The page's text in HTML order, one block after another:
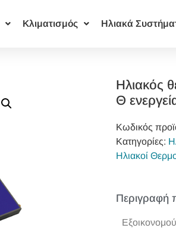
Κλιματισμός Ηλιακά
Ηλιακός
Θ
Κωδικός
Κατηγορίες:
Ηλιακοί
Περιγραφή